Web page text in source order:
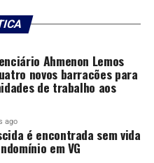
da CGJ-
MT – MT
Ahmenon Lemos
novos barracões para
de trabalho aos
ago
é encontrada sem vida
em VG